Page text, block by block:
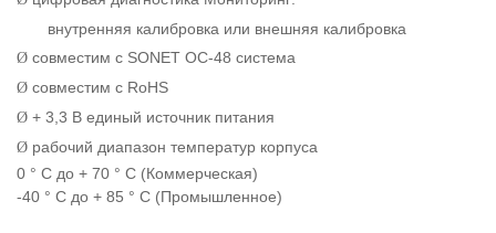
внутренняя калибровка или внешняя калибровка
Ø совместим с SONET ОС-48 система
Ø совместим с RoHS
Ø + 3,3 В единый источник питания
Ø рабочий диапазон температур корпуса
0 ° C до + 70 ° C (Коммерческая)
-40 ° C до + 85 ° C (Промышленное)